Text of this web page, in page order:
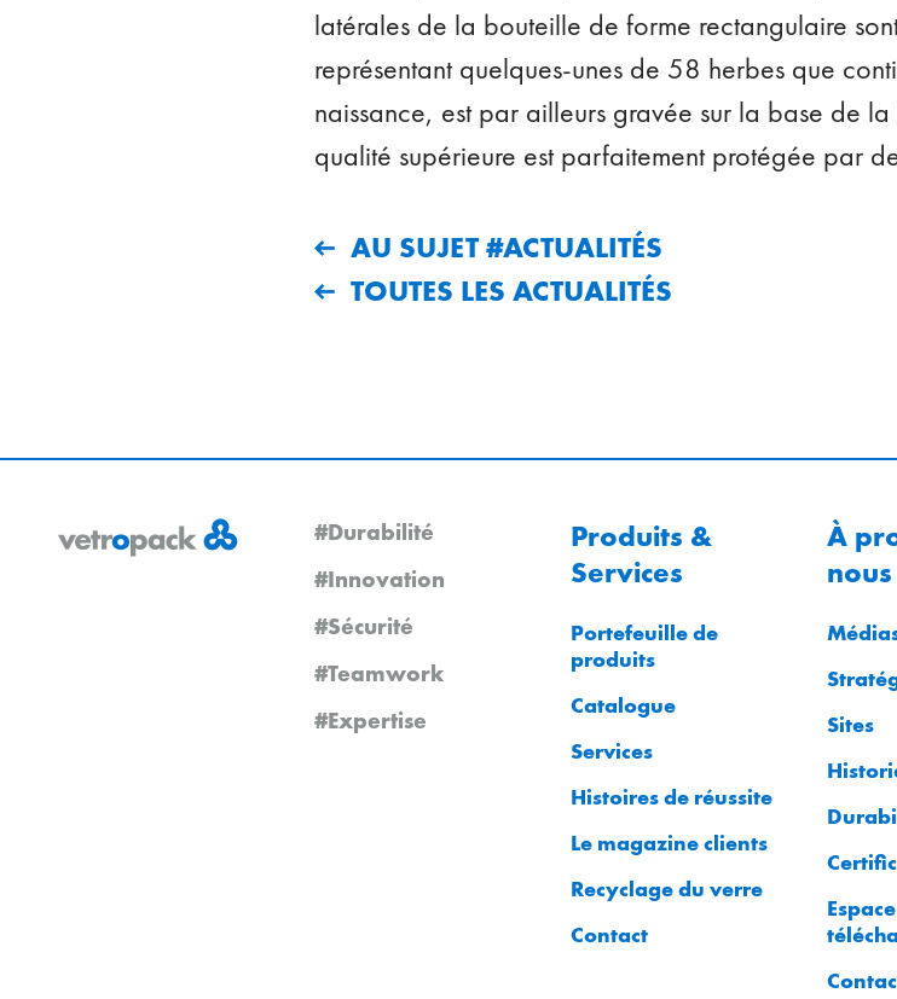
latérales de la bouteille de forme rectangulaire
représentant quelques-unes de 58 herbes que
naissance, est par ailleurs gravée sur la base de
qualité supérieure est parfaitement protégée par
AU SUJET #ACTUALITÉS
TOUTES LES ACTUALITÉS
#Durabilité
#Innovation
#Sécurité
#Teamwork
#Expertise
Produits &
Services
Portefeuille de
produits
Catalogue
Services
Histoires de réussite
Le magazine clients
Recyclage du verre
Contact
À
nous
Sites
Espace